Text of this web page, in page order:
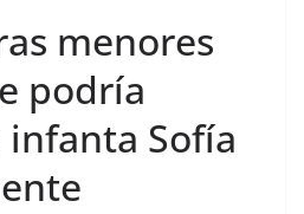
menores
podría
Sofía